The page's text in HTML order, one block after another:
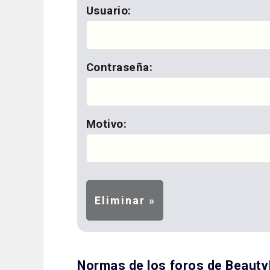
Usuario:
Contraseña:
Motivo:
Normas de los foros de